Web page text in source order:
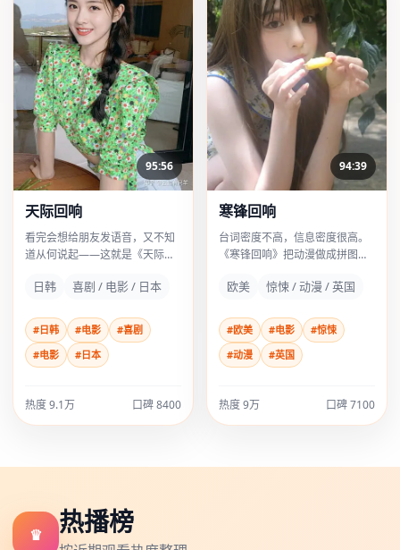
95:56
天际回响
看完会想给朋友发语音，又不知
道从何说起——这就是《天际回
核，李安坏得很聪明。
日韩 喜剧 / 电影 / 日本
#日韩 #电影
#喜剧
#电影
#日本
热度9.1万 口碑8400
94:39
寒锋回响
台词密度不高，信息密度很高。
《寒锋回响》把动漫做成拼图：
要重排一次因果。
欧美 惊悚 / 动漫 / 英国
#欧美 #电影
#惊悚
#动漫
#英国
热度9万 口碑7100
♛ 热播榜